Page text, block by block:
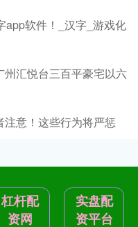
app软件！_汉字_游戏化
汇悦台三百平豪宅以六
注意！这些行为将严惩
杠杆配
资网
实盘配
资平台